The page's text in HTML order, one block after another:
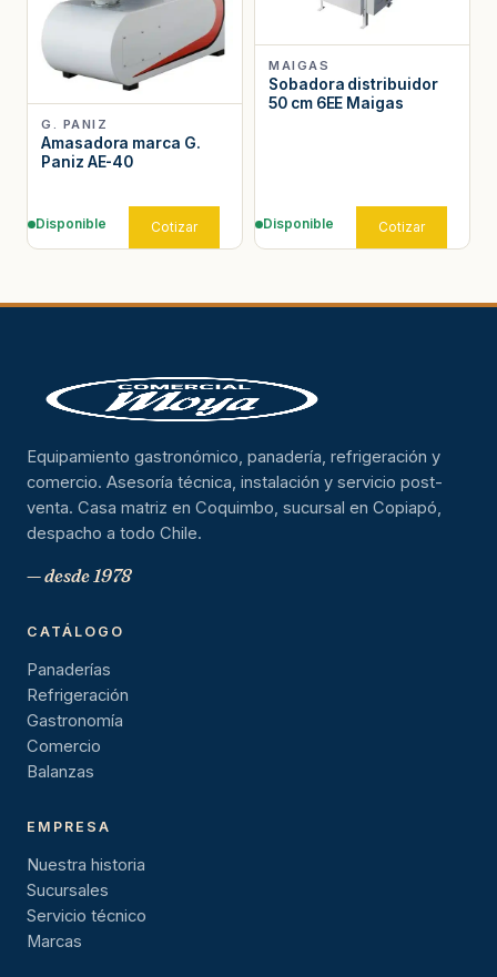
G. PANIZ
Amasadora marca G.
Paniz AE-40
Disponible Cotizar
MAIGAS
Sobadora distribuidor
50 cm 6EE Maigas
Disponible Cotizar
Equipamiento gastronómico, panadería, refrigeración y
comercio. Asesoría técnica, instalación y servicio post-
venta. Casa matriz en Coquimbo, sucursal en Copiapó,
despacho a todo Chile.
— desde 1978
CATÁLOGO
Panaderías
Refrigeración
Gastronomía
Comercio
Balanzas
EMPRESA
Nuestra historia
Sucursales
Servicio técnico
Marcas